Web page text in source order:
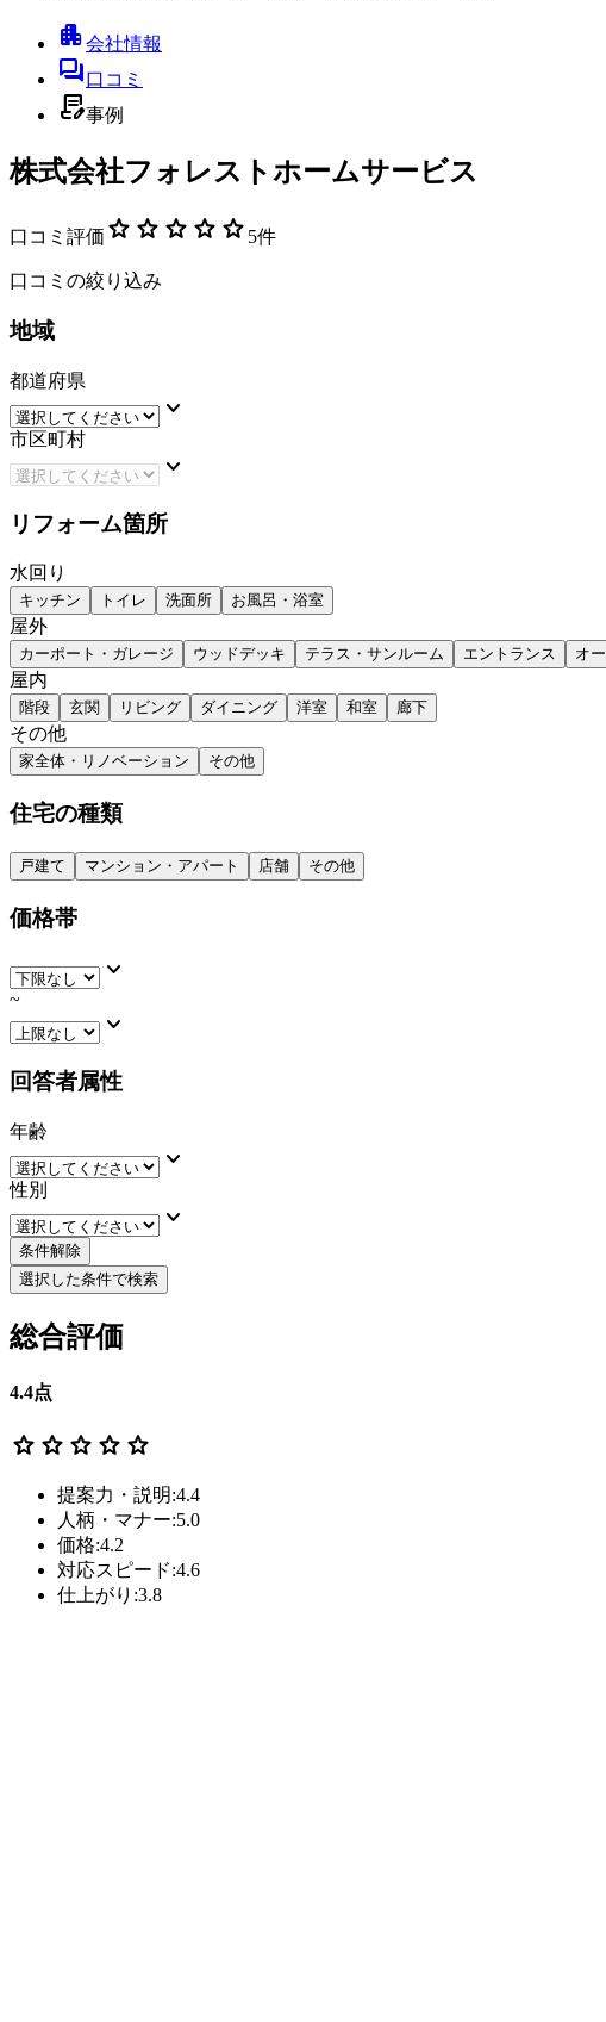
apartment会社情報
forum口コミ
contract_edit事例
株式会社フォレストホームサービス
口コミ評価 star star star star star 5件
口コミの絞り込み
地域
都道府県
keyboard_arrow_down
市区町村
keyboard_arrow_down
リフォーム箇所
水回り
キッチン トイレ 洗面所 お風呂・浴室
屋外
カーポート・ガレージ ウッドデッキ テラス・サンルーム エントランス オ
屋内
階段 玄関 リビング ダイニング 洋室 和室 廊下
その他
家全体・リノベーション その他
住宅の種類
戸建て マンション・アパート 店舗 その他
価格帯
keyboard_arrow_down
~
keyboard_arrow_down
回答者属性
年齢
keyboard_arrow_down
性別
keyboard_arrow_down
条件解除
選択した条件で検索
総合評価
4.4点
star star star star star
提案力・説明:4.4
人柄・マナー:5.0
価格:4.2
対応スピード:4.6
仕上がり:3.8